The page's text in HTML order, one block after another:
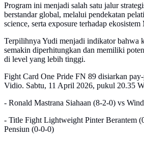
Program ini menjadi salah satu jalur
berstandar global, melalui pendekatan
science, serta exposure terhadap
Terpilihnya Yudi menjadi indikator bahwa
semakin diperhitungkan dan memiliki
di level yang lebih tinggi.
Fight Card One Pride FN 89 disiarkan
Vidio. Sabtu, 11 April 2026, pukul 20.35
- Ronald Mastrana Siahaan (8-2-0) vs
- Title Fight Lightweight Pinter Berantem
Pensiun (0-0-0)